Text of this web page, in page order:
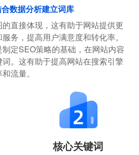
数据分析建立词库
直接体现，这有助于网站提供更
务，提高用户满意度和转化率。
定SEO策略的基础，在网站内容
。这有助于提高网站在搜索引擎
流量。
核心关键词